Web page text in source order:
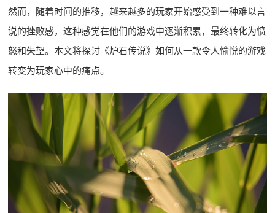
然而，随着时间的推移，越来越多的玩家开始感受到一种难以言
说的挫败感，这种感觉在他们的游戏中逐渐积累，最终转化为愤
怒和失望。本文将探讨《炉石传说》如何从一款令人愉悦的游戏
转变为玩家心中的痛点。